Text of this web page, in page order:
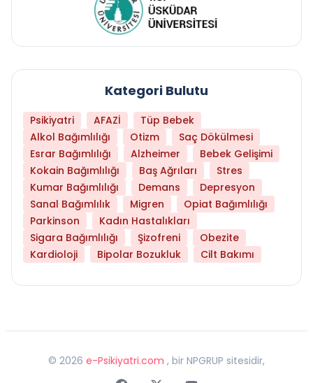
Kategori Bulutu
Psikiyatri AFAZİ
Tüp Bebek
Alkol Bağımlılığı
Otizm
Saç Dökülmesi
Esrar Bağımlılığı
Alzheimer
Bebek Gelişimi
Kokain Bağımlılığı
Baş Ağrıları
Stres
Kumar Bağımlılığı
Demans
Depresyon
Sanal Bağımlılık
Migren
Opiat Bağımlılığı
Parkinson
Kadın Hastalıkları
Sigara Bağımlılığı
Şizofreni
Obezite
Kardioloji
Bipolar Bozukluk Cilt Bakımı
© 2026 e-Psikiyatri.com , bir NPGRUP sitesidir,